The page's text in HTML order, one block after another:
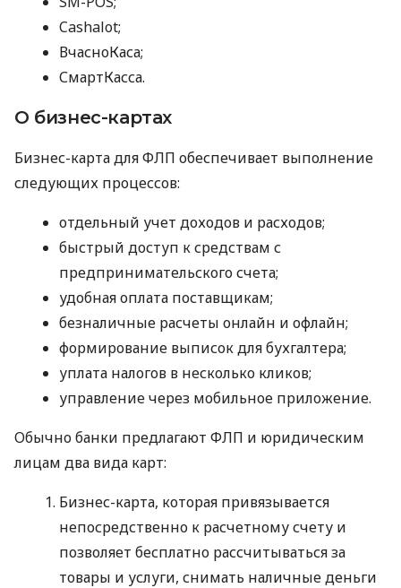
Cashalot;
ВчасноКаса;
СмартКасса.
О бизнес-картах
Бизнес-карта для ФЛП обеспечивает выполнение
следующих процессов:
отдельный учет доходов и расходов;
быстрый доступ к средствам с
предпринимательского счета;
удобная оплата поставщикам;
безналичные расчеты онлайн и офлайн;
формирование выписок для бухгалтера;
уплата налогов в несколько кликов;
управление через мобильное приложение.
Обычно банки предлагают ФЛП и юридическим
лицам два вида карт:
Бизнес-карта, которая привязывается
непосредственно к расчетному счету и
позволяет бесплатно рассчитываться за
товары и услуги, снимать наличные деньги